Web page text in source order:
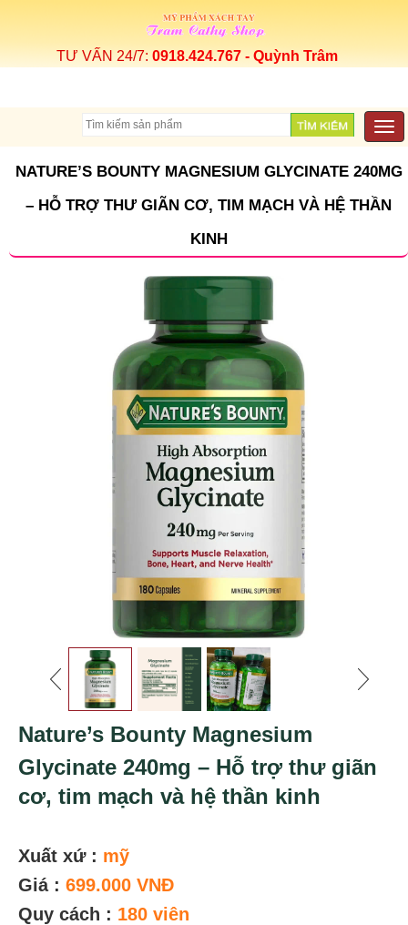
TƯ VẤN 24/7: 0918.424.767 - Quỳnh Trâm
NATURE’S BOUNTY MAGNESIUM GLYCINATE 240MG
– HỖ TRỢ THƯ GIÃN CƠ, TIM MẠCH VÀ HỆ THẦN
KINH
Nature’s Bounty Magnesium
Glycinate 240mg – Hỗ trợ thư giãn
cơ, tim mạch và hệ thần kinh
Xuất xứ : mỹ
Giá : 699.000 VNĐ
Quy cách : 180 viên